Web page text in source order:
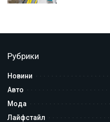
Рубрики
Новини
Авто
Мода
Лайфстайл